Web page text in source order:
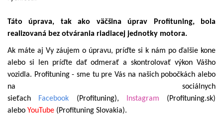
Táto úprava, tak ako väčšina úprav Profituning, bola
realizovaná bez otvárania riadiacej jednotky motora.
Ak máte aj Vy záujem o úpravu, príďte si k nám po ďalšie kone
alebo si len príďte dať odmerať a skontrolovať výkon Vášho
vozidla. Profituning - sme tu pre Vás na našich pobočkách alebo
na sociálnych
sieťach
Facebook (Profituning), Instagram
(Profituning.sk)
alebo YouTube (Profituning Slovakia).